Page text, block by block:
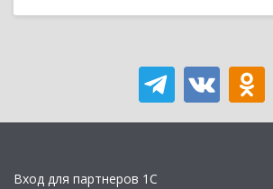
Вход для партнеров 1С